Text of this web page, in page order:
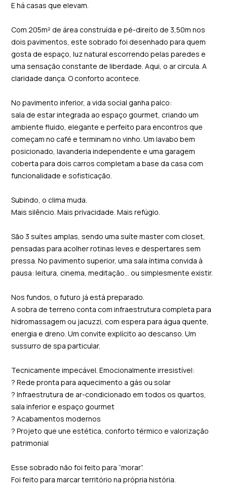
E há casas que elevam.
Com 205m² de área construída e pé-direito de 3,50m nos
dois pavimentos, este sobrado foi desenhado para quem
gosta de espaço, luz natural escorrendo pelas paredes e
uma sensação constante de liberdade. Aqui, o ar circula. A
claridade dança. O conforto acontece.
No pavimento inferior, a vida social ganha palco:
sala de estar integrada ao espaço gourmet, criando um
ambiente fluido, elegante e perfeito para encontros que
começam no café e terminam no vinho. Um lavabo bem
posicionado, lavanderia independente e uma garagem
coberta para dois carros completam a base da casa com
funcionalidade e sofisticação.
Subindo, o clima muda.
Mais silêncio. Mais privacidade. Mais refúgio.
São 3 suítes amplas, sendo uma suíte master com closet,
pensadas para acolher rotinas leves e despertares sem
pressa. No pavimento superior, uma sala íntima convida à
pausa: leitura, cinema, meditação… ou simplesmente existir.
Nos fundos, o futuro já está preparado.
A sobra de terreno conta com infraestrutura completa para
hidromassagem ou jacuzzi, com espera para água quente,
energia e dreno. Um convite explícito ao descanso. Um
sussurro de spa particular.
Tecnicamente impecável. Emocionalmente irresistível:
? Rede pronta para aquecimento a gás ou solar
? Infraestrutura de ar-condicionado em todos os quartos,
sala inferior e espaço gourmet
? Acabamentos modernos
? Projeto que une estética, conforto térmico e valorização
patrimonial
Esse sobrado não foi feito para “morar”.
Foi feito para marcar território na própria história.